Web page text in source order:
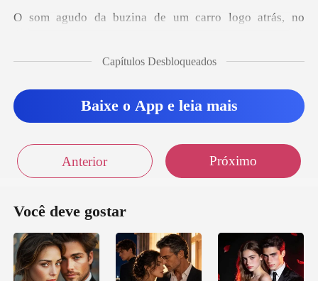
Baixar App a de um carro logo a
Capítulos Desbloqueados
Baixe o App e leia mais
Anterior Próximo
Você deve gostar